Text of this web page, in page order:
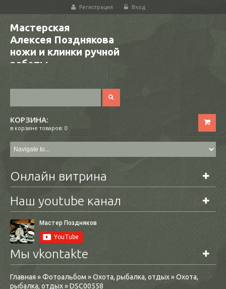
Регистрация Вход
Мастерская
Алексея Позднякова
ножи и клинки ручной
работы
КОРЗИНА:
в корзине товаров: 0
Онлайн витрина
Наш youtube канал
Мы vkontakte
Главная»Фотоальбом »Охота, рыбалка, отдых»Охота,
рыбалка, отдых» DSC00558